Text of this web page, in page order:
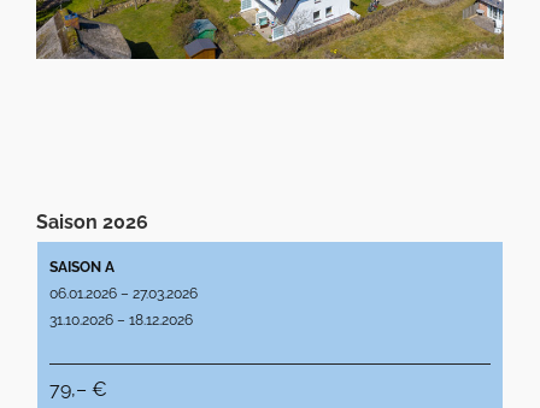
Saison 2026
SAISON A
06.01.2026 – 27.03.2026
31.10.2026 – 18.12.2026
79,– €